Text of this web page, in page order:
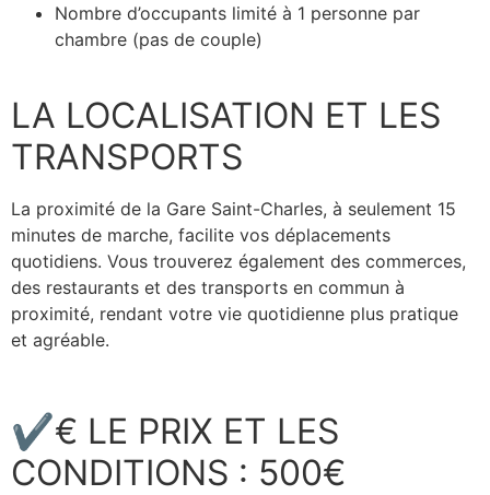
Nombre d’occupants limité à 1 personne par
chambre (pas de couple)
LA LOCALISATION ET LES
TRANSPORTS
La proximité de la Gare Saint-Charles, à seulement 15
minutes de marche, facilite vos déplacements
quotidiens. Vous trouverez également des commerces,
des restaurants et des transports en commun à
proximité, rendant votre vie quotidienne plus pratique
et agréable.
✔€ LE PRIX ET LES
CONDITIONS : 500€